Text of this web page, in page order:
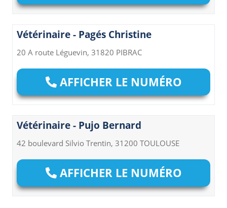
Vétérinaire - Pagés Christine
20 A route Léguevin, 31820 PIBRAC
AFFICHER LE NUMÉRO
Vétérinaire - Pujo Bernard
42 boulevard Silvio Trentin, 31200 TOULOUSE
AFFICHER LE NUMÉRO